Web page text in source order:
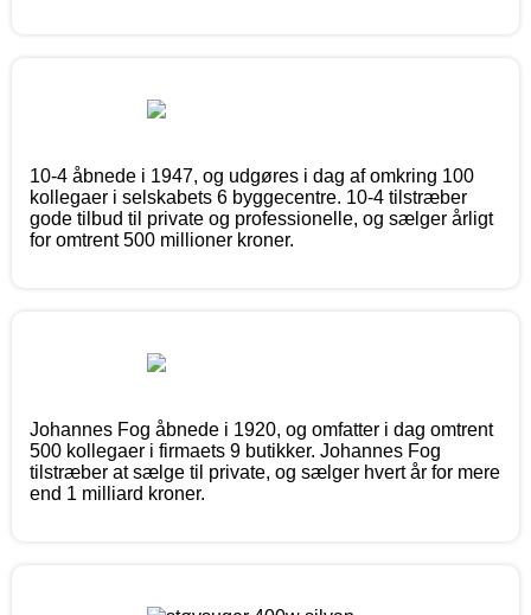
10-4 åbnede i 1947, og udgøres i dag af omkring 100
kollegaer i selskabets 6 byggecentre. 10-4 tilstræber
gode tilbud til private og professionelle, og sælger årligt
for omtrent 500 millioner kroner.
Johannes Fog åbnede i 1920, og omfatter i dag omtrent
500 kollegaer i firmaets 9 butikker. Johannes Fog
tilstræber at sælge til private, og sælger hvert år for mere
end 1 milliard kroner.